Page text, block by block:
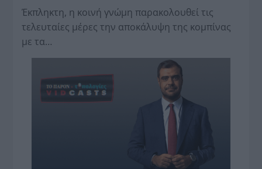
Έκπληκτη, η κοινή γνώμη παρακολουθεί τις
τελευταίες μέρες την αποκάλυψη της κο­μπίνας
με τα…